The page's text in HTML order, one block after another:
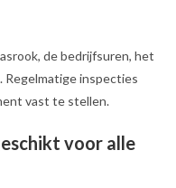
de bedrijfsuren, het
inspecties
vast te stellen.
voor alle